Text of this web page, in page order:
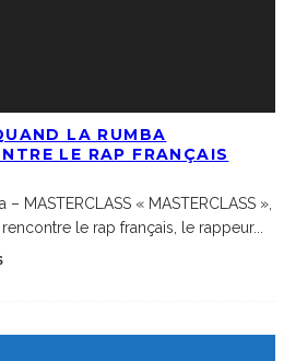
LA RUMBA
LE RAP FRANÇAIS
MASTERCLASS « MASTERCLASS »,
le rap français, le rappeur...